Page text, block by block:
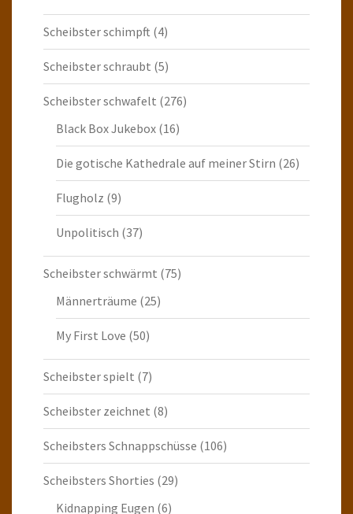
Scheibster schimpft (4)
Scheibster schraubt (5)
Scheibster schwafelt (276)
Black Box Jukebox (16)
Die gotische Kathedrale auf meiner Stirn (26)
Flugholz (9)
Unpolitisch (37)
Scheibster schwärmt (75)
Männerträume (25)
My First Love (50)
Scheibster spielt (7)
Scheibster zeichnet (8)
Scheibsters Schnappschüsse (106)
Scheibsters Shorties (29)
Kidnapping Eugen (6)